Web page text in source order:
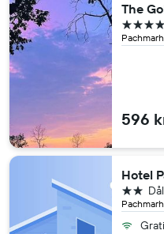
The
4 stjärnor
596
Hotel
2